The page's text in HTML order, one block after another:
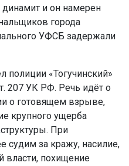
динамит и он намерен
города
УФСБ задержали
полиции «Тогучинский»
207 УК РФ. Речь идёт о
о готовящем взрыве,
крупного ущерба
При
судим за кражу, насилие,
власти, похищение